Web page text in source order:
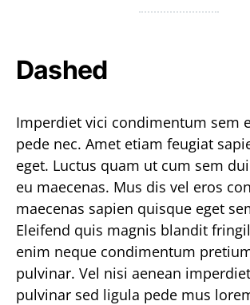
Dashed
Imperdiet vici condimentum sem
pede nec. Amet etiam feugiat
eget. Luctus quam ut cum sem
eu maecenas. Mus dis vel eros
maecenas sapien quisque eget
Eleifend quis magnis blandit
enim neque condimentum
pulvinar. Vel nisi aenean
pulvinar sed ligula pede mus